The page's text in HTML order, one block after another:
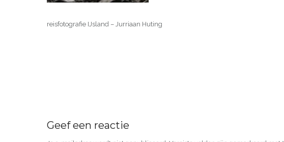
reisfotografie IJsland – Jurriaan Huting
Geef een reactie